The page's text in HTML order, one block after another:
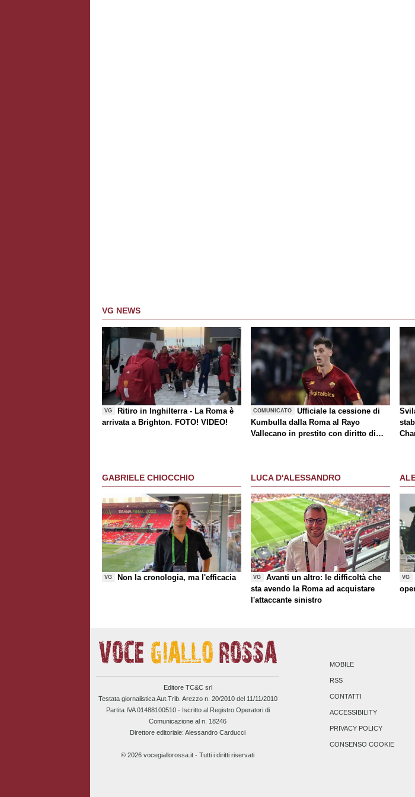
VG NEWS
VG
Ritiro in Inghilterra - La Roma è
arrivata a Brighton. FOTO! VIDEO!
COMUNICATO
Ufficiale la cessione di
Kumbulla dalla Roma al Rayo
Vallecano in prestito con diritto di
GABRIELE CHIOCCHIO
VG Non la cronologia, ma l'efficacia
LUCA D'ALESSANDRO
VG
Avanti un altro: le difficoltà che
sta avendo la Roma ad acquistare
l'attaccante sinistro
VG
Editore TC&C srl
Testata giornalistica Aut.Trib. Arezzo n. 20/2010 del 11/11/2010
Partita IVA 01488100510 - Iscritto al Registro Operatori di
Comunicazione al n. 18246
Direttore editoriale: Alessandro Carducci
© 2026 vocegiallorossa.it - Tutti i diritti riservati
MOBILE
RSS
CONTATTI
ACCESSIBILITY
PRIVACY POLICY
CONSENSO COOKIE